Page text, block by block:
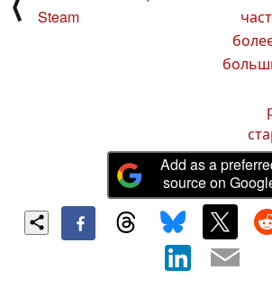
Steam
Add as a
source on